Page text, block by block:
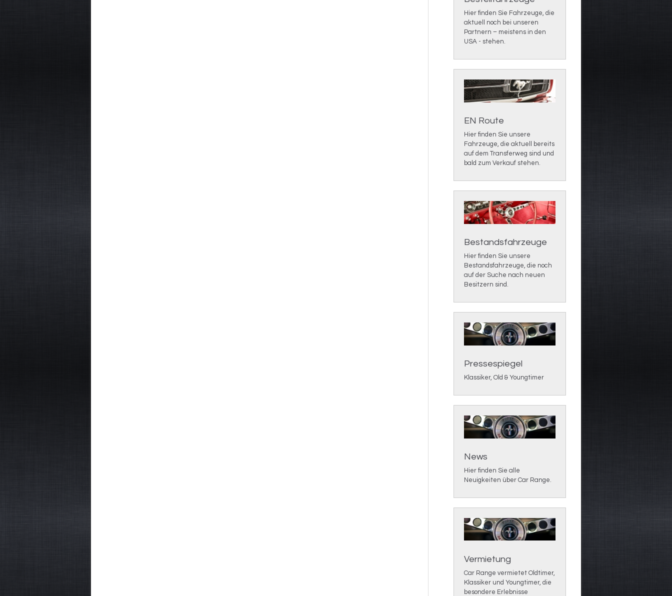
Hier finden Sie Fahrzeuge, die
aktuell noch bei unseren
Partnern – meistens in den
USA - stehen.
EN Route
Hier finden Sie unsere
Fahrzeuge, die aktuell bereits
auf dem Transferweg sind und
bald zum Verkauf stehen.
Bestandsfahrzeuge
Hier finden Sie unsere
Bestandsfahrzeuge, d ie noch
auf der Suche nach neuen
Besitzern sind.
Pressespiegel
Klassiker, Old & Youngtimer
News
Hier finden Sie alle
Neuigkeiten über Car Range.
Vermietung
Car Range vermietet Oldtimer,
Klassiker und Youngtimer, die
besondere Erlebnisse